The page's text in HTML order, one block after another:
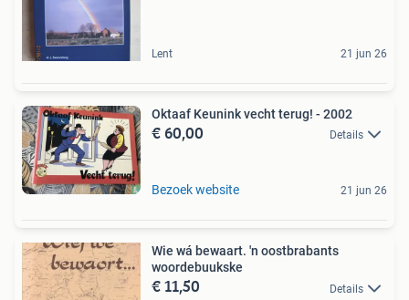
Lent 21 jun 26
Oktaaf Keunink vecht terug! - 2002
€ 60,00 Details
Bezoek website 21 jun 26
Wie wá bewaart. 'n oostbrabants
woordebuukske
€ 11,50 Details